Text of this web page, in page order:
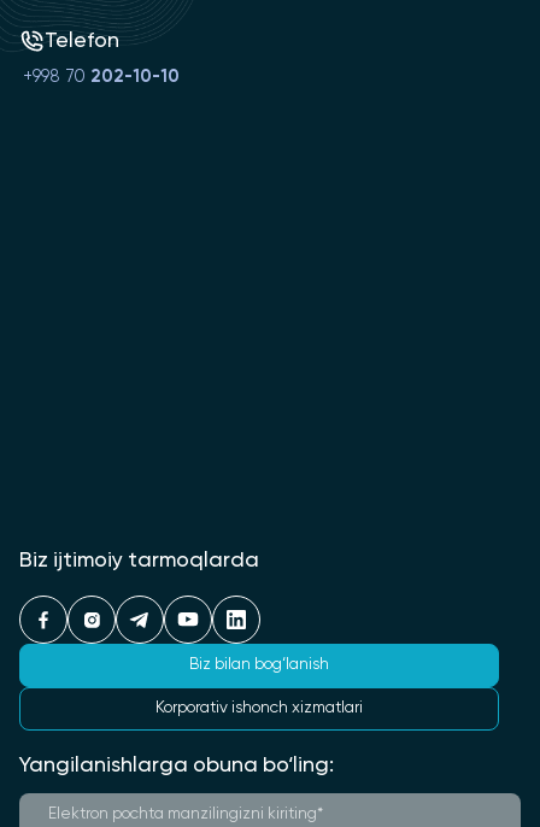
Telefon
+998 70 202-10-10
Biz ijtimoiy tarmoqlarda
Biz bilan bog‘lanish
Korporativ ishonch xizmatlari
Yangilanishlarga obuna bo‘ling: